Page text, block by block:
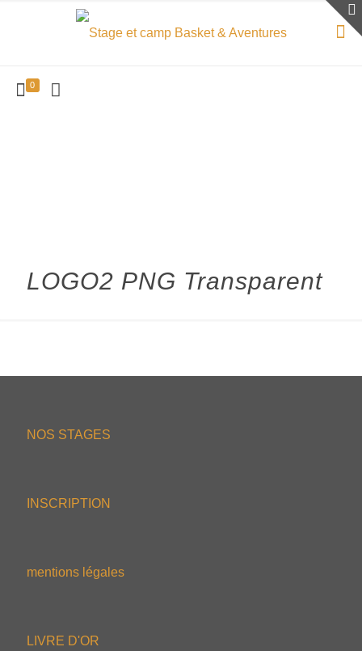
0
LOGO2 PNG Transparent
NOS STAGES
INSCRIPTION
mentions légales
LIVRE D'OR